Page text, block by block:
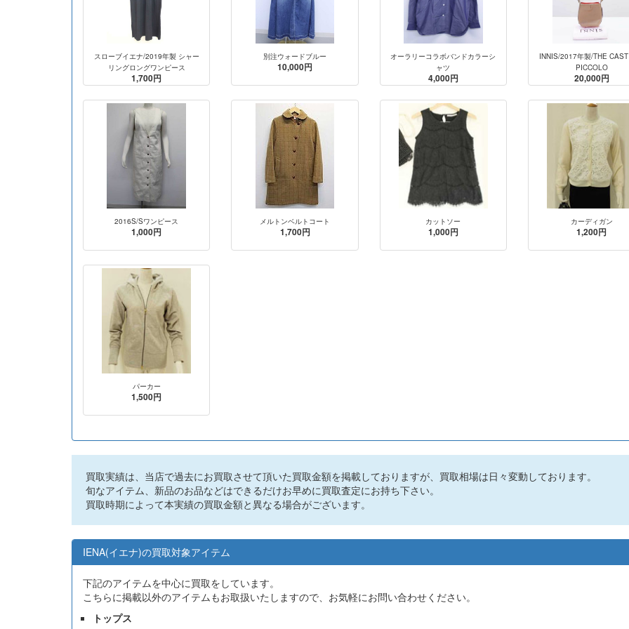
スローブイエナ/2019年製 シャー
リングロングワンピース
1,700円
別注ウォードブルー
10,000円
オーラリーコラボバンドカラーシ
ャツ
4,000円
INNIS/2017年製/THE
PICCOLO
20,000円
2016S/Sワンピース
1,000円
メルトンベルトコート
1,700円
カットソー
1,000円
カーディガン
1,200円
パーカー
1,500円
買取実績は、当店で過去にお買取させて頂いた買取金額を掲載しておりますが、買取相場は日々変動しております。
旬なアイテム、新品のお品などはできるだけお早めに買取査定にお持ち下さい。
買取時期によって本実績の買取金額と異なる場合がございます。
IENA(イエナ)の買取対象アイテム
下記のアイテムを中心に買取をしています。
こちらに掲載以外のアイテムもお取扱いたしますので、お気軽にお問い合わせください。
トップス